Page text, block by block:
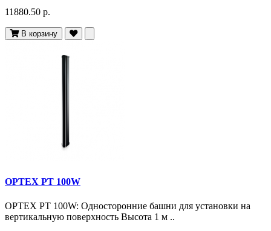
11880.50 р.
В корзину
OPTEX PT 100W
OPTEX PT 100W: Односторонние башни для установки на
вертикальную поверхность Высота 1 м ..